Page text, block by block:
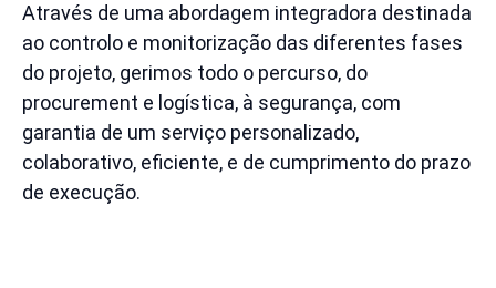
Através de uma abordagem integradora destinada
ao controlo e monitorização das diferentes fases
do projeto, gerimos todo o percurso, do
procurement e logística, à segurança, com
garantia de um serviço personalizado,
colaborativo, eficiente, e de cumprimento do prazo
de execução.